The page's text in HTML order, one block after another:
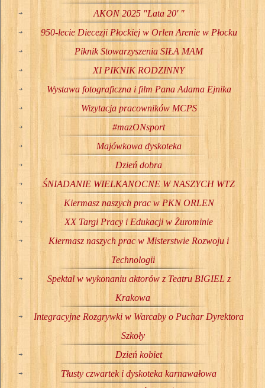
AKON 2025 "Lata 20' "
950-lecie Diecezji Płockiej w Orlen Arenie w Płocku
Piknik Stowarzyszenia SIŁA MAM
XI PIKNIK RODZINNY
Wystawa fotograficzna i film Pana Adama Ejnika
Wizytacja pracowników MCPS
#mazONsport
Majówkowa dyskoteka
Dzień dobra
ŚNIADANIE WIELKANOCNE W NASZYCH WTZ
Kiermasz naszych prac w PKN ORLEN
XX Targi Pracy i Edukacji w Żurominie
Kiermasz naszych prac w Misterstwie Rozwoju i
Technologii
Spektal w wykonaniu aktorów z Teatru BIGIEL z
Krakowa
Integracyjne Rozgrywki w Warcaby o Puchar Dyrektora
Szkoły
Dzień kobiet
Tłusty czwartek i dyskoteka karnawałowa